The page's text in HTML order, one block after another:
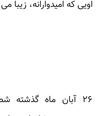
اویی که امیدوارانه، زیبا
۲۶ آبان ماه گذشته